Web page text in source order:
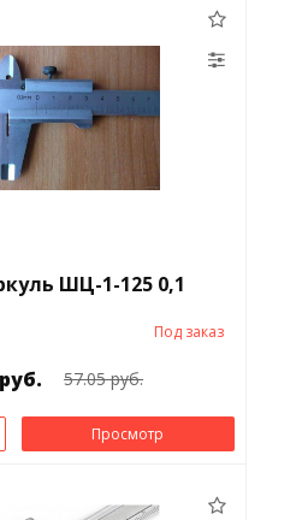
ШЦ-1-125 0,1
Под заказ
57.05 руб.
Просмотр